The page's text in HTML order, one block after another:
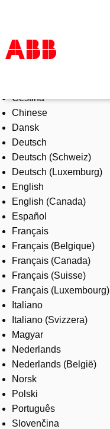
Products & Solutions
Industries
Services
About us
Where to buy
Contact us
Careers
Čeština
Chinese
Dansk
Deutsch
Deutsch (Schweiz)
Deutsch (Luxemburg)
English
English (Canada)
Español
Français
Français (Belgique)
Français (Canada)
Français (Suisse)
Français (Luxembourg)
Italiano
Italiano (Svizzera)
Magyar
Nederlands
Nederlands (België)
Norsk
Polski
Português
Slovenčina